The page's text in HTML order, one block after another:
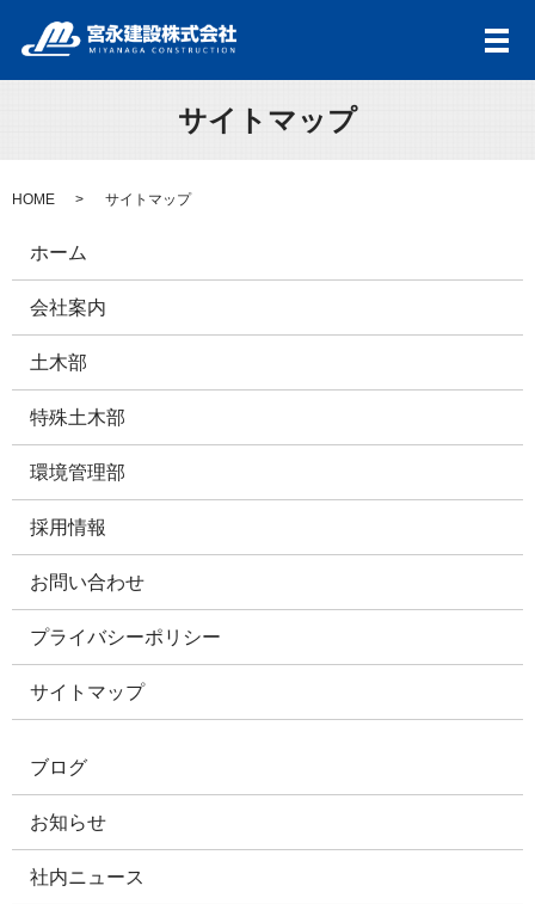
メ
サイトマップ
HOME サイトマップ
ホーム
会社案内
土木部
特殊土木部
環境管理部
採用情報
お問い合わせ
プライバシーポリシー
サイトマップ
ブログ
お知らせ
社内ニュース